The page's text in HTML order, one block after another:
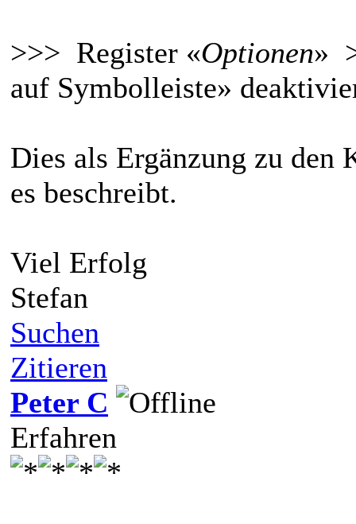
>>> Register «Optionen»
auf Symbolleiste»
Dies als Ergänzung zu
es beschreibt.
Viel Erfolg
Stefan
Suchen
Zitieren
Peter C
Erfahren